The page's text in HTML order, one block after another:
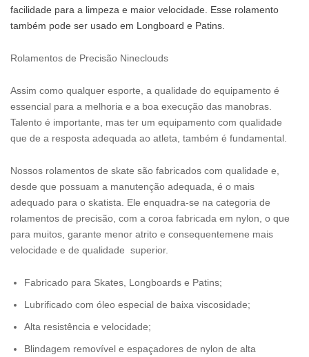
facilidade para a limpeza e maior velocidade. Esse rolamento
também pode ser usado em Longboard e Patins.
Rolamentos de Precisão Nineclouds
Assim como qualquer esporte, a qualidade do equipamento é
essencial para a melhoria e a boa execução das manobras.
Talento é importante, mas ter um equipamento com qualidade
que de a resposta adequada ao atleta, também é fundamental.
Nossos rolamentos de skate são fabricados com qualidade e,
desde que possuam a manutenção adequada, é o mais
adequado para o skatista. Ele enquadra-se na categoria de
rolamentos de precisão, com a coroa fabricada em nylon, o que
para muitos, garante menor atrito e consequentemene mais
velocidade e de qualidade superior.
Fabricado para Skates, Longboards e Patins;
Lubrificado com óleo especial de baixa viscosidade;
Alta resistência e velocidade;
Blindagem removível e espaçadores de nylon de alta